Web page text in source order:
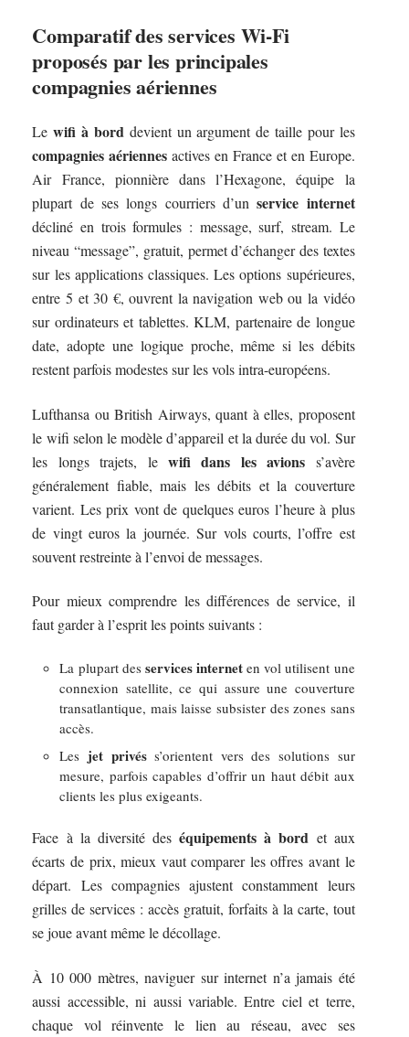
Comparatif des services Wi-Fi
proposés par les principales
compagnies aériennes
Lewifi à borddevient un argument de taille pour les
compagnies aériennes actives en France et en Europe.
Air France, pionnière dans l’Hexagone, équipe la
plupart de ses longs courriers d’unservice internet
décliné en trois formules : message, surf, stream. Le
niveau “message”, gratuit, permet d’échanger des textes
sur les applications classiques. Les options supérieures,
entre 5 et 30 €, ouvrent la navigation web ou la vidéo
sur ordinateurs et tablettes. KLM, partenaire de longue
date, adopte une logique proche, même si les débits
restent parfois modestes sur les vols intra-européens.
Lufthansa ou British Airways, quant à elles, proposent
le wifi selon le modèle d’appareil et la durée du vol. Sur
les longs trajets, le wifi dans les avions s’avère
généralement fiable, mais les débits et la couverture
varient. Les prix vont de quelques euros l’heure à plus
de vingt euros la journée. Sur vols courts, l’offre est
souvent restreinte à l’envoi de messages.
Pour mieux comprendre les différences de service, il
faut garder à l’esprit les points suivants :
La plupart des services internet en vol utilisent une
connexion satellite, ce qui assure une couverture
transatlantique, mais laisse subsister des zones sans
accès.
Les jet privéss’orientent vers des solutions sur
mesure, parfois capables d’offrir un haut débit aux
clients les plus exigeants.
Face à la diversité deséquipements à bord et aux
écarts de prix, mieux vaut comparer les offres avant le
départ. Les compagnies ajustent constamment leurs
grilles de services : accès gratuit, forfaits à la carte, tout
se joue avant même le décollage.
À 10 000 mètres, naviguer sur internet n’a jamais été
aussi accessible, ni aussi variable. Entre ciel et terre,
chaque vol réinvente le lien au réseau, avec ses